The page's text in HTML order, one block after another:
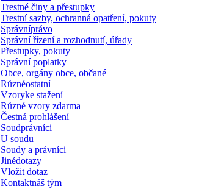
Trestné činy a přestupky
Trestní sazby, ochranná opatření, pokuty
Správníprávo
Správní řízení a rozhodnutí, úřady
Přestupky, pokuty
Správní poplatky
Obce, orgány obce, občané
Různéostatní
Vzoryke stažení
Různé vzory zdarma
Čestná prohlášení
Soudprávníci
U soudu
Soudy a právníci
Jinédotazy
Vložit dotaz
Kontaktnáš tým